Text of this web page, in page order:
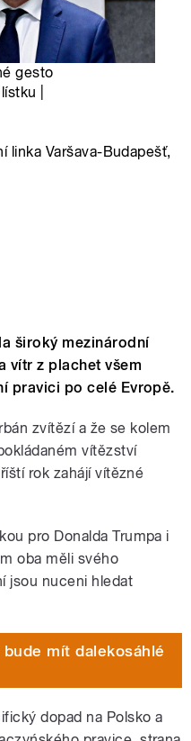
gesto
|
linka Varšava-Budapešť,
široký mezinárodní
vítr z plachet všem
pravici po celé Evropě.
zvítězí a že se kolem
vítězství
rok zahájí vítězné
pro Donalda Trumpa i
oba měli svého
jsou nuceni hledat
mít dalekosáhlé
dopad na Polsko a